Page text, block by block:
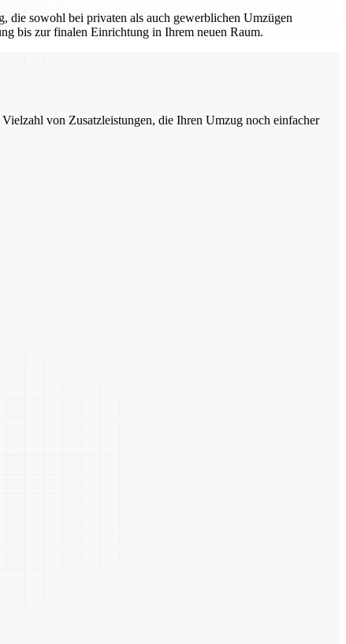
die sowohl bei privaten als auch gewerblichen Umzügen
bis zur finalen Einrichtung in Ihrem neuen Raum.
von Zusatzleistungen, die Ihren Umzug noch einfacher